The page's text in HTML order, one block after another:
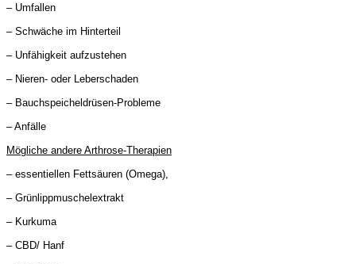
– Umfallen
– Schwäche im Hinterteil
– Unfähigkeit aufzustehen
– Nieren- oder Leberschaden
– Bauchspeicheldrüsen-Probleme
– Anfälle
Mögliche andere Arthrose-Therapien
– essentiellen Fettsäuren (Omega),
– Grünlippmuschelextrakt
– Kurkuma
– CBD/ Hanf